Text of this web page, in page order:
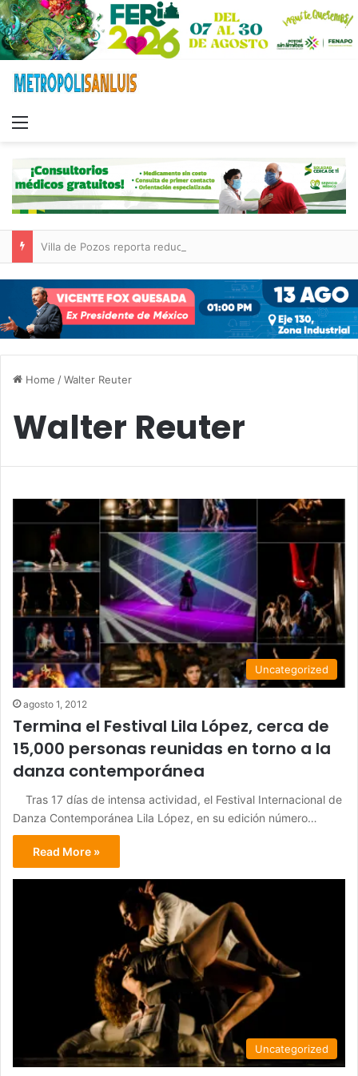
Home /Walter Reuter
Walter Reuter
Uncategorized
agosto 1, 2012
Termina el Festival Lila López, cerca de
15,000 personas reunidas en torno a la
danza contemporánea
Tras 17 días de intensa actividad, el Festival Internacional de
Danza Contemporánea Lila López, en su edición número…
Read More »
Uncategorized